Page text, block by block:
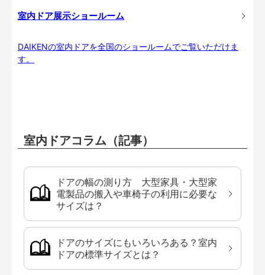
室内ドア展示ショールーム
DAIKENの室内ドアを全国のショールームでご覧いただけま
す。
室内ドアコラム（記事）
ドアの幅の測り方 大型家具・大型家
電製品の搬入や車椅子の利用に必要な
サイズは？
ドアのサイズにもいろいろある？室内
ドアの標準サイズとは？